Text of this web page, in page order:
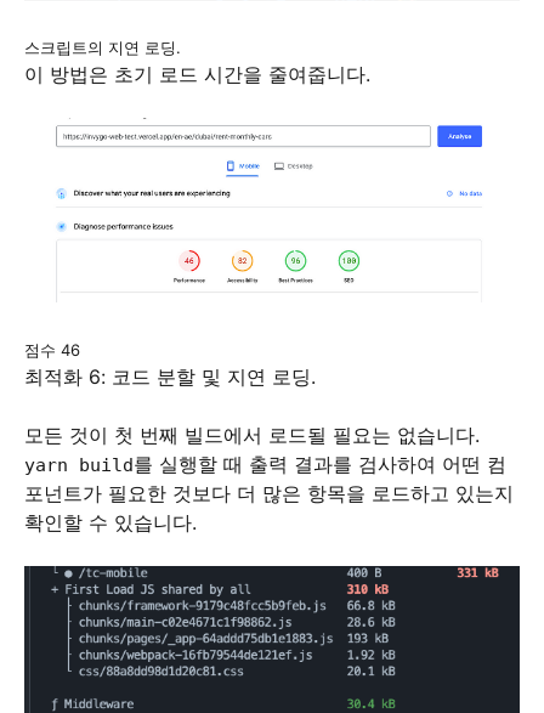
스크립트의 지연 로딩.
이 방법은 초기 로드 시간을 줄여줍니다.
점수 46
최적화 6: 코드 분할 및 지연 로딩.
모든 것이 첫 번째 빌드에서 로드될 필요는 없습니다.
yarn build를 실행할 때 출력 결과를 검사하여 어떤 컴
포넌트가 필요한 것보다 더 많은 항목을 로드하고 있는지
확인할 수 있습니다.